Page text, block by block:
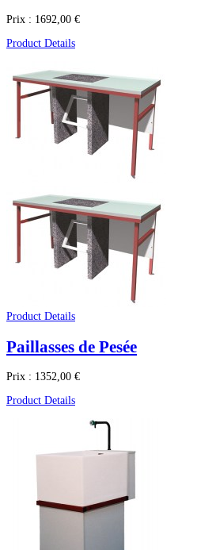
Prix : 1692,00 €
Product Details
Product Details
Paillasses de Pesée
Prix : 1352,00 €
Product Details